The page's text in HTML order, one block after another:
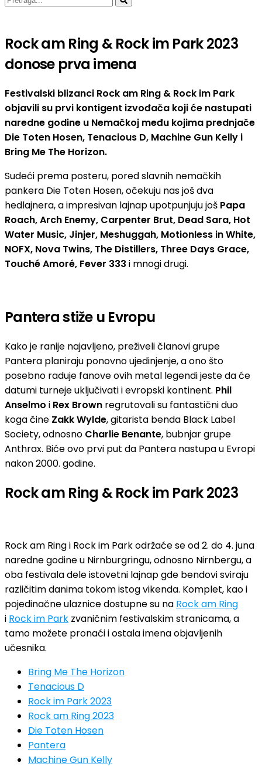
Rock am Ring & Rock im Park 2023
donose prva imena
Festivalski blizanci Rock am Ring & Rock im Park
objavili su prvi kontigent izvođača koji će nastupati
naredne godine u Nemačkoj među kojima prednjače
Die Toten Hosen, Tenacious D, Machine Gun Kelly i
Bring Me The Horizon.
Sudeći prema posteru, pored slavnih nemačkih
pankera Die Toten Hosen, očekuju nas još dva
hedlajnera, a impresivan lajnap upotpunjuju još Papa
Roach, Arch Enemy, Carpenter Brut, Dead Sara, Hot
Water Music, Jinjer, Meshuggah, Motionless in White,
NOFX, Nova Twins, The Distillers, Three Days Grace,
Touché Amoré, Fever 333 i mnogi drugi.
Pantera stiže u Evropu
Kako je ranije najavljeno, preživeli članovi grupe
Pantera planiraju ponovno ujedinjenje, a ono što
posebno raduje fanove ovih metal legendi jeste da će
datumi turneje uključivati i evropski kontinent. Phil
Anselmo i Rex Brown regrutovali su fantastični duo
koga čine Zakk Wylde, gitarista benda Black Label
Society, odnosno Charlie Benante, bubnjar grupe
Anthrax. Biće ovo prvi put da Pantera nastupa u Evropi
nakon 2000. godine.
Rock am Ring & Rock im Park 2023
Rock am Ring i Rock im Park održaće se od 2. do 4. juna
naredne godine u Nirnburgringu, odnosno Nirnbergu, a
oba festivala dele istovetni lajnap gde bendovi sviraju
različitim danima tokom istog vikenda. Komplet, kao i
pojedinačne ulaznice dostupne su na Rock am Ring
i Rock im Park zvaničnim festivalskim stranicama, a
tamo možete pronaći i ostala imena objavljenih
učesnika.
Bring Me The Horizon
Tenacious D
Rock im Park 2023
Rock am Ring 2023
Die Toten Hosen
Pantera
Machine Gun Kelly